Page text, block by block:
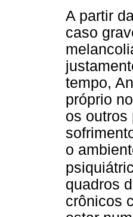
A partir
caso
tempo,
próprio
os outros
o
quadros
crônicos